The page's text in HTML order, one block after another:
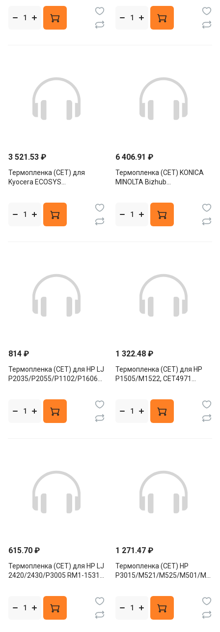
(CET), CET2706
3 521.53 ₽
Термопленка (CET) для
Kyocera ECOSYS
6 406.91 ₽
Термопленка (CET) KONICA
MINOLTA Bizhub
A161R71811-Film
814 ₽
Термопленка (CET) для HP LJ
P2035/P2055/P1102/P1606
1 322.48 ₽
Термопленка (CET) для HP
P1505/M1522, CET4971
615.70 ₽
Термопленка (CET) для HP LJ
2420/2430/P3005 RM1-1531-
1 271.47 ₽
Термопленка (CET) HP
P3015/M521/M525/M501/